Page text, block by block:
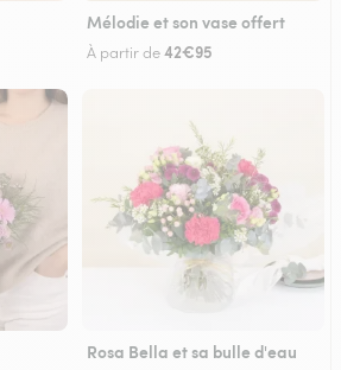
Mélodie et son vase offert
À partir de42€95
Rosa Bella et sa bulle d'eau